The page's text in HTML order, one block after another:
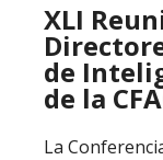
XLI
de
de la
La